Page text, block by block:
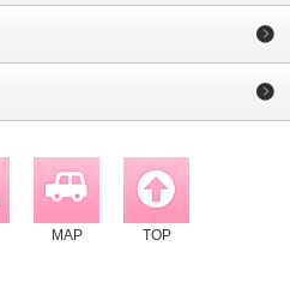
MAP TOP